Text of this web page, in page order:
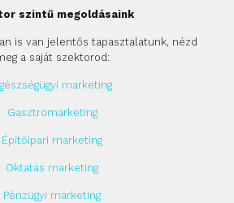
szintű megoldásaink
is van jelentős tapasztalatunk, nézd
a saját szektorod:
marketing
Gasztromarketing
Építőipari marketing
Oktatás marketing
Pénzügyi marketing